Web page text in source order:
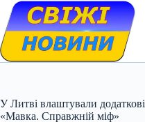
Skip
content
У Литві влаштували
«Мавка. Справжній міф»